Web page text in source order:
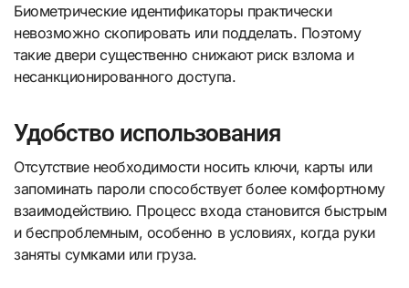
Биометрические идентификаторы практически
невозможно скопировать или подделать. Поэтому
такие двери существенно снижают риск взлома и
несанкционированного доступа.
Удобство использования
Отсутствие необходимости носить ключи, карты или
запоминать пароли способствует более комфортному
взаимодействию. Процесс входа становится быстрым
и беспроблемным, особенно в условиях, когда руки
заняты сумками или груза.